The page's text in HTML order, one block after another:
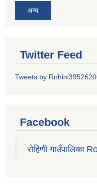
अन्य
Twitter Feed
Tweets by
Facebook
रोहिणी